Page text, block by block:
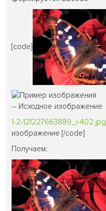
[code]
-- Исходное изображение
1-2-121227663889_i-402.jpg
изображение [/code]
Получаем: